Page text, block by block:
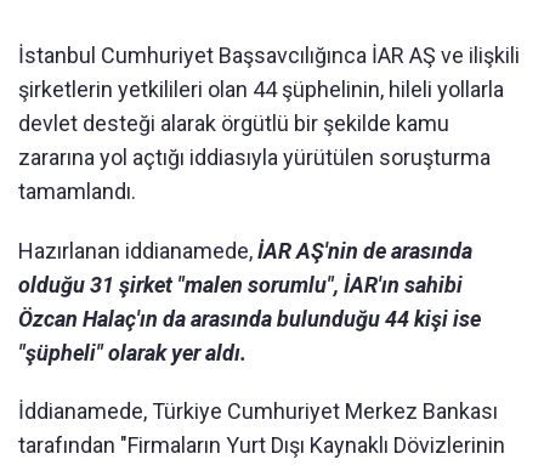
İstanbul Cumhuriyet Başsavcılığınca İAR AŞ ve ilişkili
şirketlerin yetkilileri olan 44 şüphelinin, hileli yollarla
devlet desteği alarak örgütlü bir şekilde kamu
zararına yol açtığı iddiasıyla yürütülen soruşturma
tamamlandı.
Hazırlanan iddianamede,İAR AŞ'nin de arasında
olduğu 31 şirket "malen sorumlu", İAR'ın sahibi
Özcan Halaç'ın da arasında bulunduğu 44 kişi ise
"şüpheli" olarak yer aldı.
İddianamede, Türkiye Cumhuriyet Merkez Bankası
tarafından "Firmaların Yurt Dışı Kaynaklı Dövizlerinin